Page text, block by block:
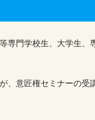
専門学校生、大学生、
、意匠権セミナーの受